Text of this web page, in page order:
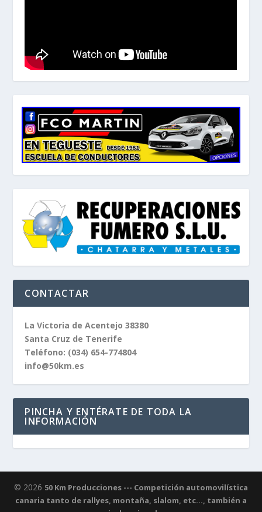
CONTACTAR
La Victoria de Acentejo 38380
Santa Cruz de Tenerife
Teléfono: (034) 654-774804
info@50km.es
PINCHA Y ENTÉRATE DE TODA LA
INFORMACIÓN
© 2026 50 Km Producciones --- Competición automovilística
canaria tanto de rallyes, montaña, slalom, etc..., también a